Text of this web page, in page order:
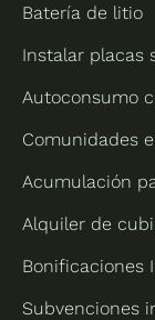
Batería de litio
Instalar placas
Autoconsumo
Comunidades
Acumulación
Alquiler de
Bonificaciones
Subvenciones